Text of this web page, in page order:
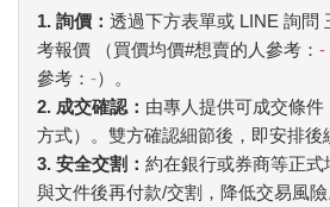
1. 詢價： 透過下方表單或 LINE 詢問
考報價 （買價均價#想賣的人參考： -
參考： -）。
2. 成交確認： 由專人提供可成交條件
方式）。雙方確認細節後，即安排後
3. 安全交割： 約在銀行或券商等正
與文件後再付款/交割，降低交易風險